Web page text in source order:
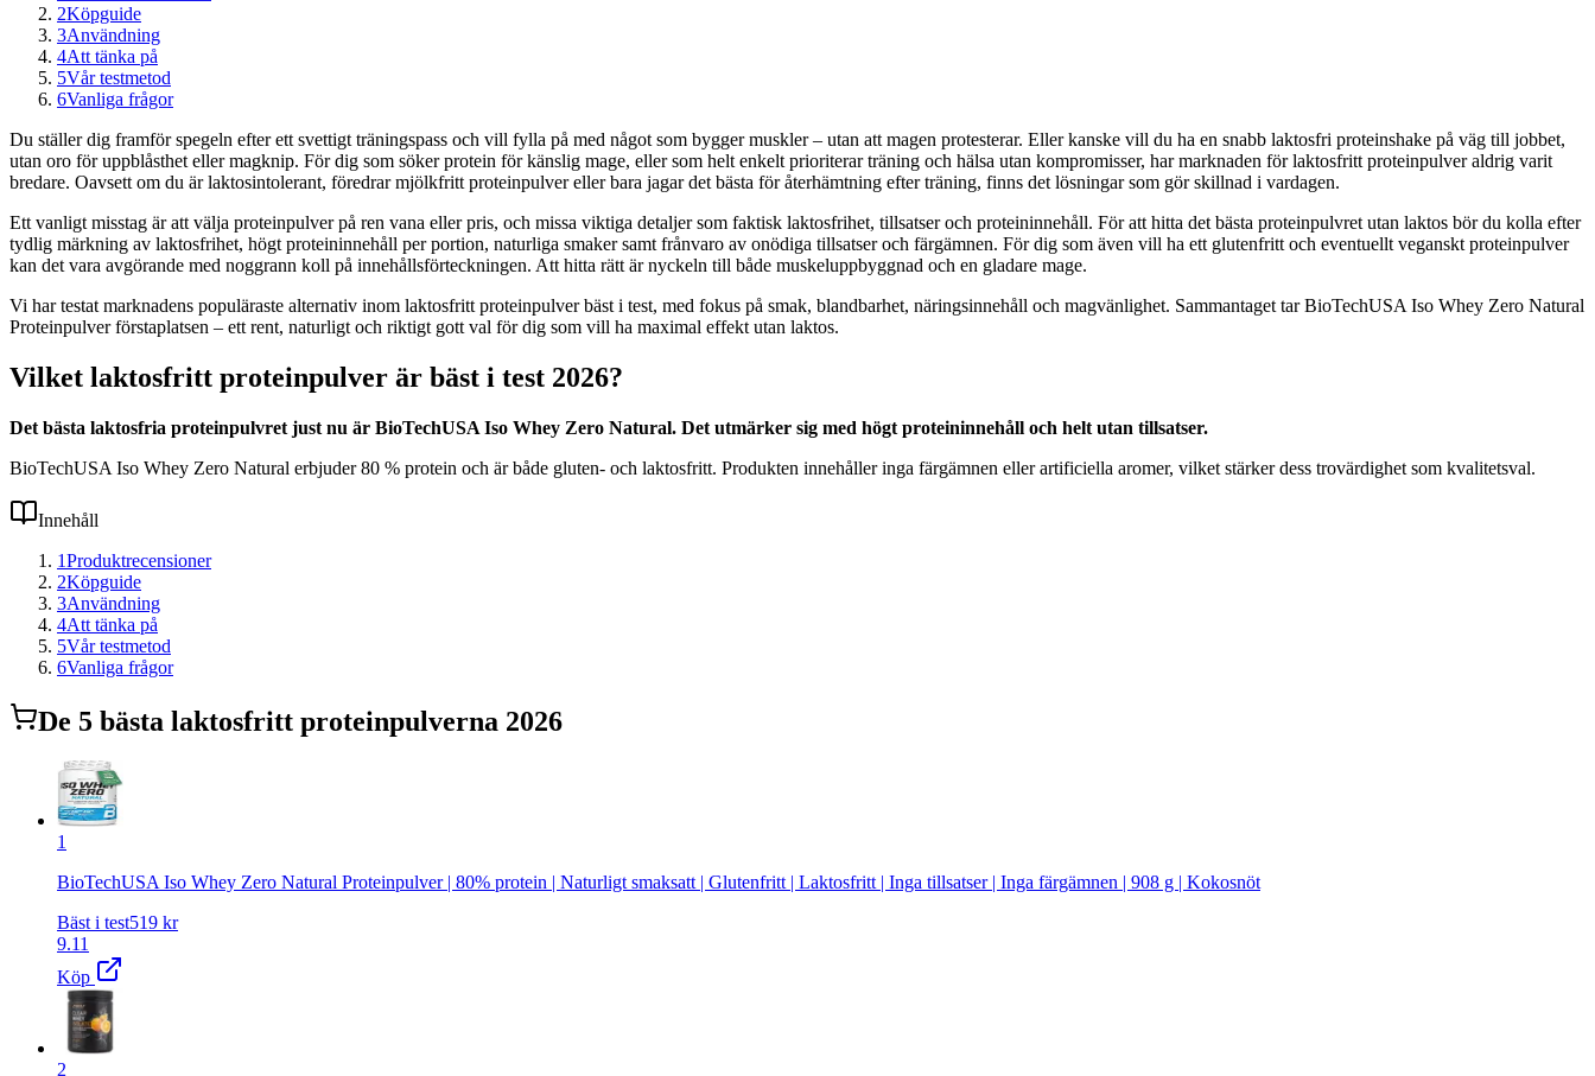
2Köpguide
3Användning
4Att tänka på
5Vår testmetod
6Vanliga frågor
Du ställer dig framför spegeln efter ett svettigt träningspass och vill fylla på med något som bygger muskler – utan att magen protesterar. Eller kanske vill du ha en snabb laktosfri proteinshake på väg till jobbet,
utan oro för uppblåsthet eller magknip. För dig som söker protein för känslig mage, eller som helt enkelt prioriterar träning och hälsa utan kompromisser, har marknaden för laktosfritt proteinpulver aldrig varit
bredare. Oavsett om du är laktosintolerant, föredrar mjölkfritt proteinpulver eller bara jagar det bästa för återhämtning efter träning, finns det lösningar som gör skillnad i vardagen.
Ett vanligt misstag är att välja proteinpulver på ren vana eller pris, och missa viktiga detaljer som faktisk laktosfrihet, tillsatser och proteininnehåll. För att hitta det bästa proteinpulvret utan laktos bör du kolla efter
tydlig märkning av laktosfrihet, högt proteininnehåll per portion, naturliga smaker samt frånvaro av onödiga tillsatser och färgämnen. För dig som även vill ha ett glutenfritt och eventuellt veganskt proteinpulver
kan det vara avgörande med noggrann koll på innehållsförteckningen. Att hitta rätt är nyckeln till både muskeluppbyggnad och en gladare mage.
Vi har testat marknadens populäraste alternativ inom laktosfritt proteinpulver bäst i test, med fokus på smak, blandbarhet, näringsinnehåll och magvänlighet. Sammantaget tar BioTechUSA Iso Whey Zero Natural
Proteinpulver förstaplatsen – ett rent, naturligt och riktigt gott val för dig som vill ha maximal effekt utan laktos.
Vilket laktosfritt proteinpulver är bäst i test 2026?
Det bästa laktosfria proteinpulvret just nu är BioTechUSA Iso Whey Zero Natural. Det utmärker sig med högt proteininnehåll och helt utan tillsatser.
BioTechUSA Iso Whey Zero Natural erbjuder 80 % protein och är både gluten- och laktosfritt. Produkten innehåller inga färgämnen eller artificiella aromer, vilket stärker dess trovärdighet som kvalitetsval.
Innehåll
1Produktrecensioner
2Köpguide
3Användning
4Att tänka på
5Vår testmetod
6Vanliga frågor
De 5 bästa laktosfritt proteinpulverna 2026
1
BioTechUSA Iso Whey Zero Natural Proteinpulver | 80% protein | Naturligt smaksatt | Glutenfritt | Laktosfritt | Inga tillsatser | Inga färgämnen | 908 g | Kokosnöt
Bäst i test519 kr
9.11
Köp
2